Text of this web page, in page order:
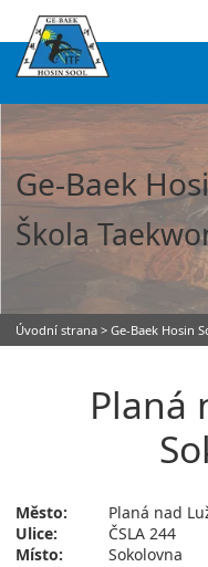
Ge-Baek
Škola
Úvodní strana > Ge-Baek Hosin
Planá
Město:
Planá nad
Ulice:
ČSLA 244
Místo:
Sokolovna